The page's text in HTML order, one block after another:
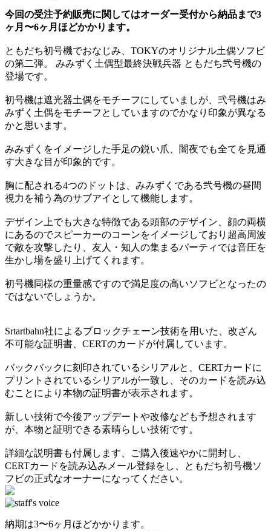
今回の受注予約販売に関してはオーダー受付から納品まで3
ヶ月〜6ヶ月ほどかかります。
ともだち初号機でおなじみ、TOKYのオリジナル土偶ソフビ
の第二弾。 みみずく土偶型最終決戦兵器 ともだち弐号機の
登場です。
初号機は遮光器土偶をモチーフにしていましが、弐号機はみ
みずく土偶をモチーフとしていますのでかなり印象が異なる
かと思います。
みみずくをイメージした手足の鋭い爪、闇夜でも全てを見通
す大きな目が印象的です。
胸に配される4つのドットは、みみずくである弐号機の昼間
視力を補う為のサブアイとして機能します。
デザイン上でも大きな特徴である頭部のデザイン、顔の両横
にあるのでスピーカーのコーンをイメージしており超高周波
で敵を攻撃したり、友人・知人の集まるパーティでは音圧を
生かし場を盛り上げてくれます。
初号機同様の重量感ですので満足度の高いソフビとなったの
ではないでしょうか。
Srtartbahn社によるブロックチェーン技術を用いた、改ざん
不可能な証明書、CERTのカードが付属しています。
バックバックに刻印されているシリアルと、CERTカードに
プリントされているシリアルが一致し、そのカードを読み込
むことにより本物の証明書が表示されます。
新しい技術で今後アップデートや改修なども予想されます
が、本物と証明できる素晴らしい技術です。
詳細な説明書も付属します、ご購入後速やかに開封し、
CERTカードを読み込みメール登録をし、ともだち初号機ソ
フビの正式なオーナーになってください。
納期は3〜6ヶ月ほどかかります。